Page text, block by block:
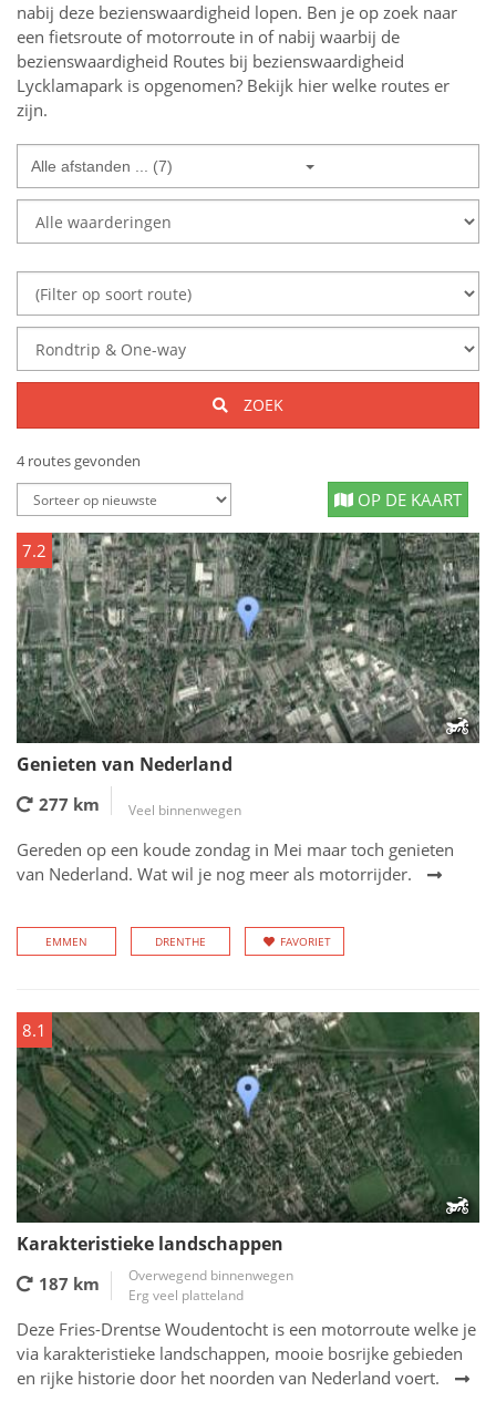
nabij deze bezienswaardigheid lopen. Ben je op zoek naar
een fietsroute of motorroute in of nabij waarbij de
bezienswaardigheid Routes bij bezienswaardigheid
Lycklamapark is opgenomen? Bekijk hier welke routes er
zijn.
Alle afstanden ... (7)
ZOEK
4 routes gevonden
OP DE KAART
7.2
Genieten van Nederland
277 km Veel binnenwegen
Gereden op een koude zondag in Mei maar toch genieten
van Nederland. Wat wil je nog meer als motorrijder.
EMMEN DRENTHE FAVORIET
8.1
Karakteristieke landschappen
187 km
Overwegend binnenwegen
Erg veel platteland
Deze Fries-Drentse Woudentocht is een motorroute welke je
via karakteristieke landschappen, mooie bosrijke gebieden
en rijke historie door het noorden van Nederland voert.